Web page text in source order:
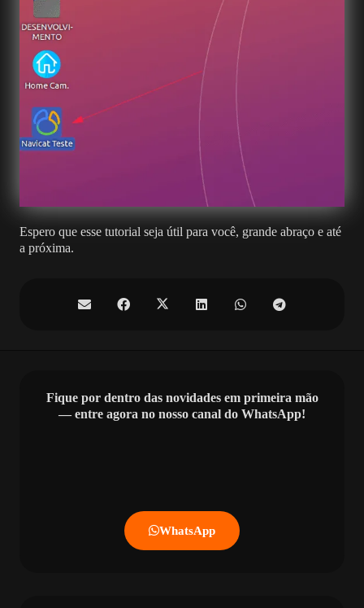
Espero que esse tutorial seja útil para você, grande abraço e até
a próxima.
Fique por dentro das novidades em primeira mão
— entre agora no nosso canal do WhatsApp!
WhatsApp